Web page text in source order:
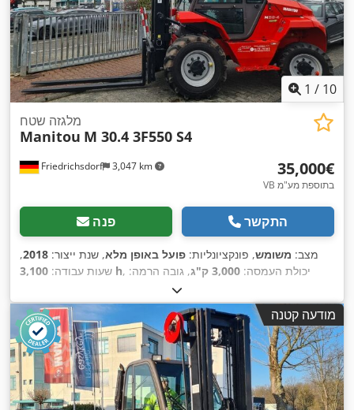
1 / 10
Friedrichsdorf 3,047 km
מלגזה שטח
Manitou M 30.4 3F550 S4
‏35,000 ‏€
VB בתוספת מע"מ
פנה התקשר
מצב: משומש, פונקציונליות: פועל באופן מלא, שנת ייצור: 2018
,
שעות עבודה: 3,100 h , יכולת העמסה: 3,000 ק"ג
, גובה הרמה:
, הרמה חופשית:150 מ"מ
טריפלקס, גובה בנייה:3,055 מ"מ , כוח:55 קילוואט (74.78 כ"ס)
,
אורך המזלג:1,200 מ"מ , משקל עצמי:5,600 ק"ג
, אורך כולל:
3,490 מ"מ, סוג הנעה:Diesel , רוחב בנייה:1,920 מ"מ ,
מודעה קטנה